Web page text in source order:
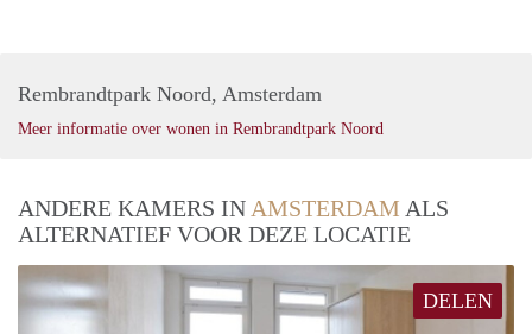
Rembrandtpark Noord, Amsterdam
Meer informatie over wonen in Rembrandtpark Noord
ANDERE KAMERS IN AMSTERDAM ALS
ALTERNATIEF VOOR DEZE LOCATIE
DELEN